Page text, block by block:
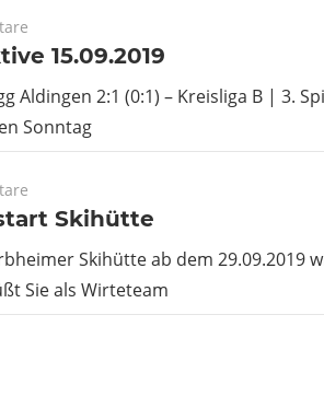
15.09.2019
Aldingen 2:1 (0:1) – Kreisliga B | 3.
Sonntag
Skihütte
Skihütte ab dem 29.09.2019
Sie als Wirteteam